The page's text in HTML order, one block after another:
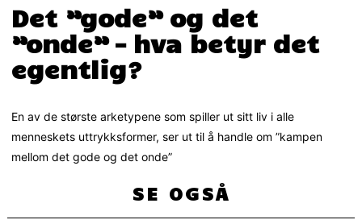
Det ”gode” og det
”onde” – hva betyr det
egentlig?
En av de største arketypene som spiller ut sitt liv i alle
menneskets uttrykksformer, ser ut til å handle om ”kampen
mellom det gode og det onde”
SE OGSÅ